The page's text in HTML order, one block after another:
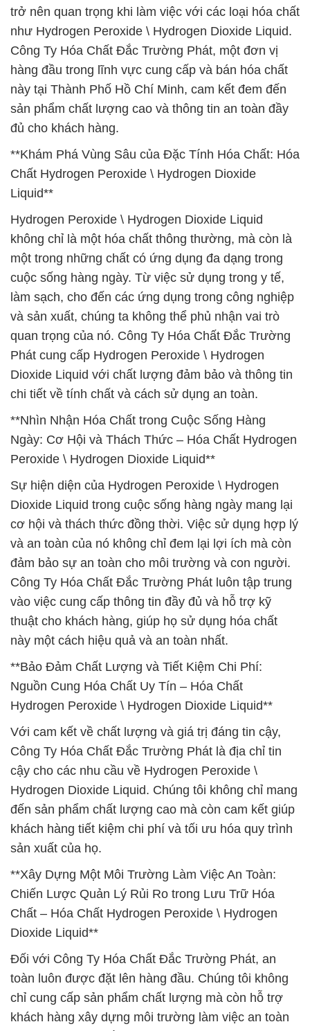
trở nên quan trọng khi làm việc với các loại hóa chất
như Hydrogen Peroxide \ Hydrogen Dioxide Liquid.
Công Ty Hóa Chất Đắc Trường Phát, một đơn vị
hàng đầu trong lĩnh vực cung cấp và bán hóa chất
này tại Thành Phố Hồ Chí Minh, cam kết đem đến
sản phẩm chất lượng cao và thông tin an toàn đầy
đủ cho khách hàng.
**Khám Phá Vùng Sâu của Đặc Tính Hóa Chất: Hóa
Chất Hydrogen Peroxide \ Hydrogen Dioxide
Liquid**
Hydrogen Peroxide \ Hydrogen Dioxide Liquid
không chỉ là một hóa chất thông thường, mà còn là
một trong những chất có ứng dụng đa dạng trong
cuộc sống hàng ngày. Từ việc sử dụng trong y tế,
làm sạch, cho đến các ứng dụng trong công nghiệp
và sản xuất, chúng ta không thể phủ nhận vai trò
quan trọng của nó. Công Ty Hóa Chất Đắc Trường
Phát cung cấp Hydrogen Peroxide \ Hydrogen
Dioxide Liquid với chất lượng đảm bảo và thông tin
chi tiết về tính chất và cách sử dụng an toàn.
**Nhìn Nhận Hóa Chất trong Cuộc Sống Hàng
Ngày: Cơ Hội và Thách Thức – Hóa Chất Hydrogen
Peroxide \ Hydrogen Dioxide Liquid**
Sự hiện diện của Hydrogen Peroxide \ Hydrogen
Dioxide Liquid trong cuộc sống hàng ngày mang lại
cơ hội và thách thức đồng thời. Việc sử dụng hợp lý
và an toàn của nó không chỉ đem lại lợi ích mà còn
đảm bảo sự an toàn cho môi trường và con người.
Công Ty Hóa Chất Đắc Trường Phát luôn tập trung
vào việc cung cấp thông tin đầy đủ và hỗ trợ kỹ
thuật cho khách hàng, giúp họ sử dụng hóa chất
này một cách hiệu quả và an toàn nhất.
**Bảo Đảm Chất Lượng và Tiết Kiệm Chi Phí:
Nguồn Cung Hóa Chất Uy Tín – Hóa Chất
Hydrogen Peroxide \ Hydrogen Dioxide Liquid**
Với cam kết về chất lượng và giá trị đáng tin cậy,
Công Ty Hóa Chất Đắc Trường Phát là địa chỉ tin
cậy cho các nhu cầu về Hydrogen Peroxide \
Hydrogen Dioxide Liquid. Chúng tôi không chỉ mang
đến sản phẩm chất lượng cao mà còn cam kết giúp
khách hàng tiết kiệm chi phí và tối ưu hóa quy trình
sản xuất của họ.
**Xây Dựng Một Môi Trường Làm Việc An Toàn:
Chiến Lược Quản Lý Rủi Ro trong Lưu Trữ Hóa
Chất – Hóa Chất Hydrogen Peroxide \ Hydrogen
Dioxide Liquid**
Đối với Công Ty Hóa Chất Đắc Trường Phát, an
toàn luôn được đặt lên hàng đầu. Chúng tôi không
chỉ cung cấp sản phẩm chất lượng mà còn hỗ trợ
khách hàng xây dựng môi trường làm việc an toàn